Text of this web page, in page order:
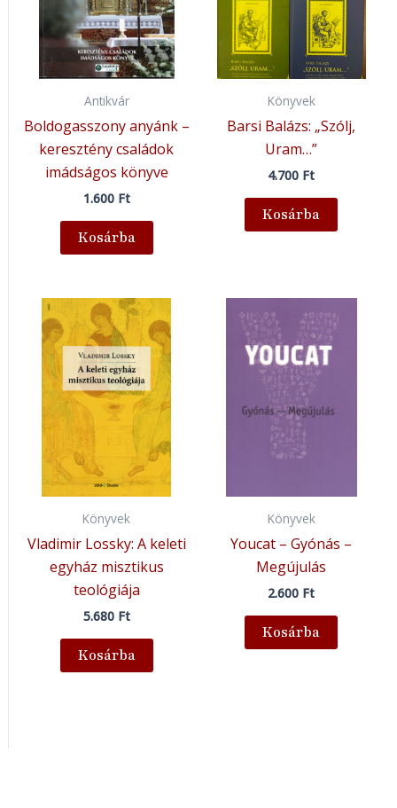
Antikvár
Boldogasszony anyánk –
keresztény családok
imádságos könyve
1.600 Ft
Kosárba
Könyvek
Barsi Balázs: „Szólj,
Uram…”
4.700 Ft
Kosárba
Könyvek
Vladimir Lossky: A keleti
egyház misztikus
teológiája
5.680 Ft
Kosárba
Könyvek
Youcat – Gyónás –
Megújulás
2.600 Ft
Kosárba